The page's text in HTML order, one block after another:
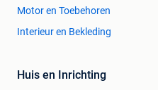
Motor en Toebehoren
Interieur en Bekleding
Huis en Inrichting